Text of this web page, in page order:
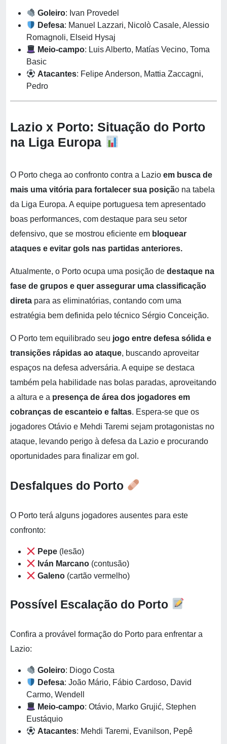
Goleiro: Ivan Provedel
Defesa: Manuel Lazzari, Nicolò Casale, Alessio
Romagnoli, Elseid Hysaj
Meio-campo: Luis Alberto, Matías Vecino, Toma
Basic
Atacantes: Felipe Anderson, Mattia Zaccagni,
Pedro
Lazio x Porto: Situação do Porto
na Liga Europa
O Porto chega ao confronto contra a Lazio em busca de
mais uma vitória para fortalecer sua posição na tabela
da Liga Europa. A equipe portuguesa tem apresentado
boas performances, com destaque para seu setor
defensivo, que se mostrou eficiente em bloquear
ataques e evitar gols nas partidas anteriores.
Atualmente, o Porto ocupa uma posição de destaque na
fase de grupos e quer assegurar uma classificação
direta para as eliminatórias, contando com uma
estratégia bem definida pelo técnico Sérgio Conceição.
O Porto tem equilibrado seu jogo entre defesa sólida e
transições rápidas ao ataque, buscando aproveitar
espaços na defesa adversária. A equipe se destaca
também pela habilidade nas bolas paradas, aproveitando
a altura e a presença de área dos jogadores em
cobranças de escanteio e faltas. Espera-se que os
jogadores Otávio e Mehdi Taremi sejam protagonistas no
ataque, levando perigo à defesa da Lazio e procurando
oportunidades para finalizar em gol.
Desfalques do Porto
O Porto terá alguns jogadores ausentes para este
confronto:
Pepe (lesão)
Iván Marcano (contusão)
Galeno (cartão vermelho)
Possível Escalação do Porto
Confira a provável formação do Porto para enfrentar a
Lazio:
Goleiro: Diogo Costa
Defesa: João Mário, Fábio Cardoso, David
Carmo, Wendell
Meio-campo: Otávio, Marko Grujić, Stephen
Eustáquio
Atacantes: Mehdi Taremi, Evanilson, Pepê